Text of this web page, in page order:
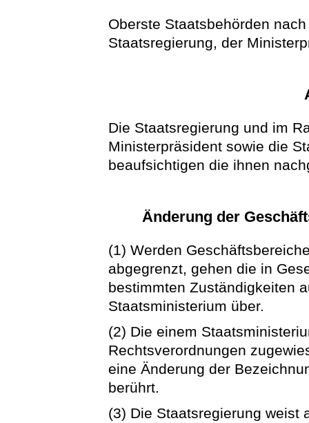
Oberste Staatsbehörden
Staatsregierung, der
Die Staatsregierung und im
Ministerpräsident sowie die
beaufsichtigen die ihnen
Änderung der
(1) Werden
abgegrenzt, gehen die in
bestimmten Zuständigkeiten
Staatsministerium über.
(2) Die einem
Rechtsverordnungen
eine Änderung der
berührt.
(3) Die Staatsregierung weist